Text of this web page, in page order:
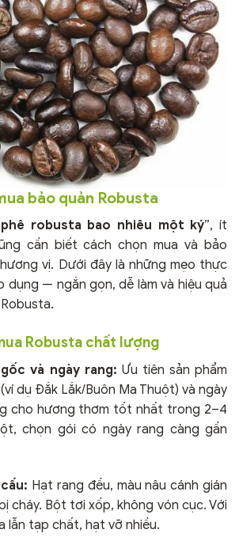
bảo quản Robusta
robusta bao nhiêu một ký”, ít
cần biết cách chọn mua và bảo
vị. Dưới đây là những mẹo thực
dụng — ngắn gọn, dễ làm và hiệu quả
Robusta chất lượng
và ngày rang: Ưu tiên sản phẩm
dụ Đắk Lắk/Buôn Ma Thuột) và ngày
cho hương thơm tốt nhất trong 2–4
chọn gói có ngày rang càng gần
Hạt rang đều, màu nâu cánh gián
cháy. Bột tơi xốp, không vón cục. Với
lẫn tạp chất, hạt vỡ nhiều.